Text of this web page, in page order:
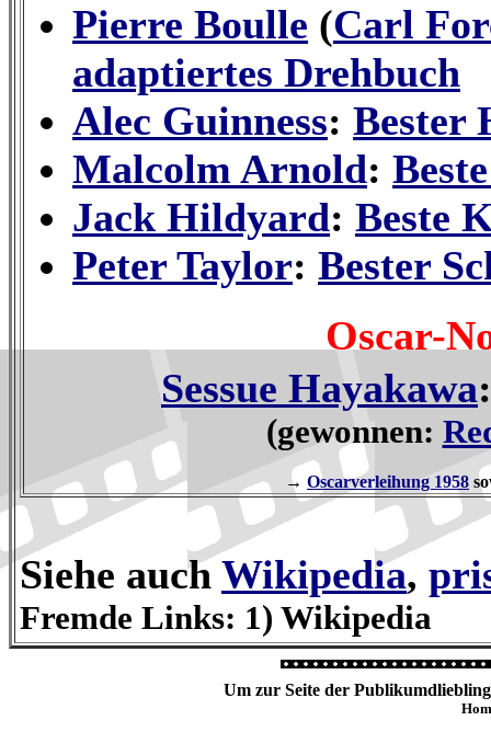
Pierre Boulle (Carl
adaptiertes Drehbuch
Alec Guinness: Bester
Malcolm Arnold:
Jack Hildyard: Beste
Peter Taylor: Bester
Oscar-
Sessue Hayakawa
(gewonnen:
→ Oscarverleihung 1958
Siehe auch Wikipedia,
Fremde Links: 1) Wikipedia
Um zur Seite der